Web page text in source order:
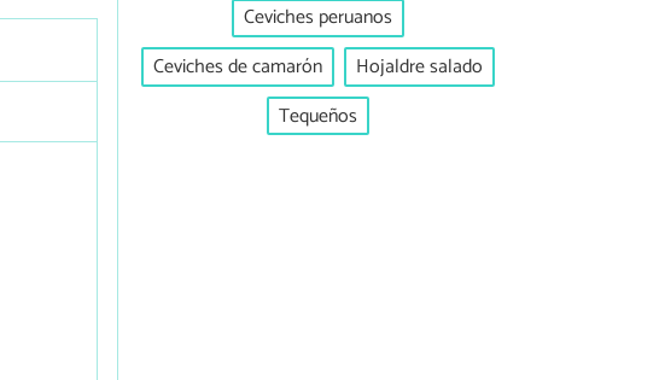
Ceviches peruanos
Ceviches de camarón
Hojaldre salado
Tequeños